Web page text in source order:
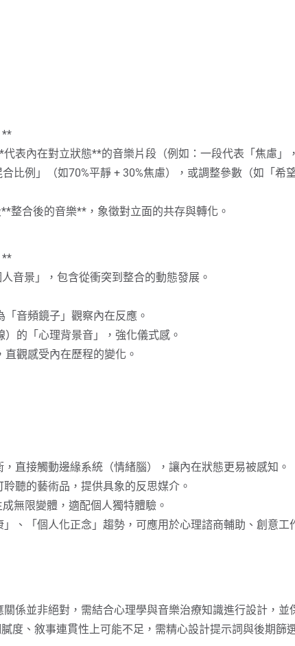
**
結束與新階段的開始。
，可練習在安全情境下溫和表達一次反對意見，並事後記
內在力量」的石頭）。
靈的語言。
決。
尋求榮格分析師陪伴。
」，透過持續練習，您將更熟練地辨識內在原型如何影響
會消失，反而會日益壯大。**」願您在此旅程中，以好奇
**
表內在對立狀態**的音樂片段（例如：一段代表「焦慮」
比例」（如70%平靜 + 30%焦慮），或調整參數（如「希
整合後的音樂**，象徵對立面的共存與轉化。
**
音景」，包含從衝突到整合的動態發展。
音頻鏡子」觀察內在反應。
的「心理背景音」，強化儀式感。
觀感受內在歷程的變化。
直接觸動邊緣系統（情緒腦），讓內在狀態更易被感知。
聽的藝術品，提供具象的反思媒介。
無限變體，適配個人獨特體驗。
、「個人化正念」趨勢，可應用於心理諮商輔助、創意工
係並非絕對，需結合心理學與音樂治療知識進行設計，並
度、敘事連貫性上可能不足，需精心設計提示詞與後期篩